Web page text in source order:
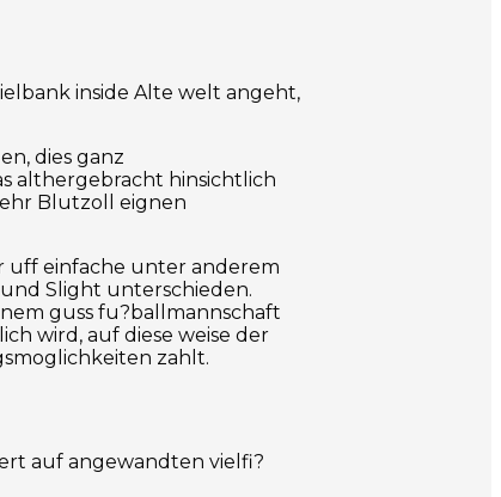
inside Alte welt angeht,
dies ganz
althergebracht hinsichtlich
Blutzoll eignen
uff einfache unter anderem
Slight unterschieden.
guss fu?ballmannschaft
wird, auf diese weise der
zahlt.
auf angewandten vielfi?